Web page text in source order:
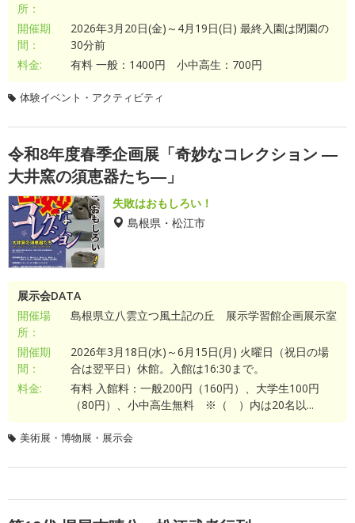
所：
開催期
間：
2026年3月20日(金)～4月19日(日) 最終入園は閉園の
30分前
料金:
有料 一般：1400円 小中高生：700円
体験イベント・アクティビティ
令和8年度春季企画展「奇妙なコレクション ―
大井窯の須恵器たち―」
失敗はおもしろい！
島根県・松江市
展示会DATA
開催場
所：
島根県立八雲立つ風土記の丘 展示学習館企画展示室
開催期
間：
2026年3月18日(水)～6月15日(月) 火曜日（祝日の場
合は翌平日）休館。入館は16:30まで。
料金:
有料 入館料：一般200円（160円）、大学生100円
（80円）、小中高生無料 ※（ ）内は20名以...
美術展・博物展・展示会